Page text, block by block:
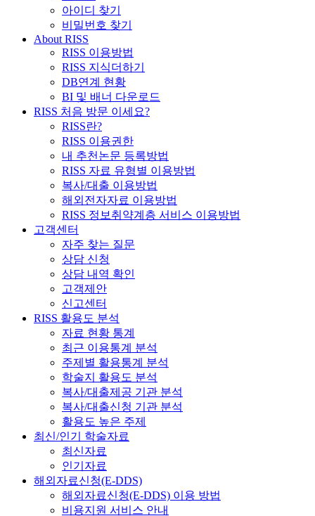
아이디 찾기
비밀번호 찾기
About RISS
RISS 이용방법
RISS 지식더하기
DB연계 현황
BI 및 배너 다운로드
RISS 처음 방문 이세요?
RISS란?
RISS 이용권한
내 추천논문 등록방법
RISS 자료 유형별 이용방법
복사/대출 이용방법
해외전자자료 이용방법
RISS 정보취약계층 서비스 이용방법
고객센터
자주 찾는 질문
상담 신청
상담 내역 확인
고객제안
신고센터
RISS 활용도 분석
자료 현황 통계
최근 이용통계 분석
주제별 활용통계 분석
학술지 활용도 분석
복사/대출제공 기관 분석
복사/대출신청 기관 분석
활용도 높은 주제
최신/인기 학술자료
최신자료
인기자료
해외자료신청(E-DDS)
해외자료신청(E-DDS) 이용 방법
비용지원 서비스 안내